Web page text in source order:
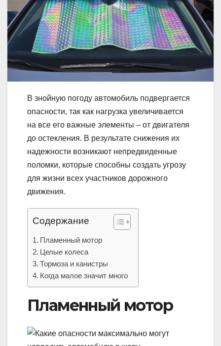
В знойную погоду автомобиль подвергается
опасности, так как нагрузка увеличивается
на все его важные элементы – от двигателя
до остекления. В результате снижения их
надежности возникают непредвиденные
поломки, которые способны создать угрозу
для жизни всех участников дорожного
движения.
Содержание
Пламенный мотор
Целые колеса
Тормоза и канистры
Когда малое значит много
Пламенный мотор